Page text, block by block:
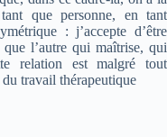
que personne, en tant
: j’accepte d’être
l’autre qui maîtrise, qui
relation est malgré tout
du travail thérapeutique